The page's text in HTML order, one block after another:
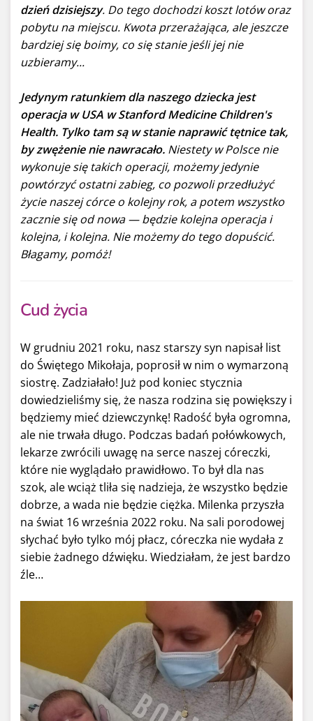
dzień dzisiejszy. Do tego dochodzi koszt lotów oraz
pobytu na miejscu. Kwota przerażająca, ale jeszcze
bardziej się boimy, co się stanie jeśli jej nie
uzbieramy...
Jedynym ratunkiem dla naszego dziecka jest
operacja w USA w Stanford Medicine Children's
Health. Tylko tam są w stanie naprawić tętnice tak,
by zwężenie nie nawracało. Niestety w Polsce nie
wykonuje się takich operacji, możemy jedynie
powtórzyć ostatni zabieg, co pozwoli przedłużyć
życie naszej córce o kolejny rok, a potem wszystko
zacznie się od nowa — będzie kolejna operacja i
kolejna, i kolejna. Nie możemy do tego dopuścić.
Błagamy, pomóż!
Cud życia
W grudniu 2021 roku, nasz starszy syn napisał list
do Świętego Mikołaja, poprosił w nim o wymarzoną
siostrę. Zadziałało! Już pod koniec stycznia
dowiedzieliśmy się, że nasza rodzina się powiększy i
będziemy mieć dziewczynkę! Radość była ogromna,
ale nie trwała długo. Podczas badań połówkowych,
lekarze zwrócili uwagę na serce naszej córeczki,
które nie wyglądało prawidłowo. To był dla nas
szok, ale wciąż tliła się nadzieja, że wszystko będzie
dobrze, a wada nie będzie ciężka. Milenka przyszła
na świat 16 września 2022 roku. Na sali porodowej
słychać było tylko mój płacz, córeczka nie wydała z
siebie żadnego dźwięku. Wiedziałam, że jest bardzo
źle…